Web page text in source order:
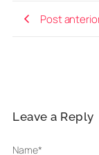
Post
Leave a Reply
Name*